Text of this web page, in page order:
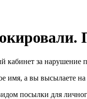
кабинет за нарушение
имя, а вы высылаете
посылки для